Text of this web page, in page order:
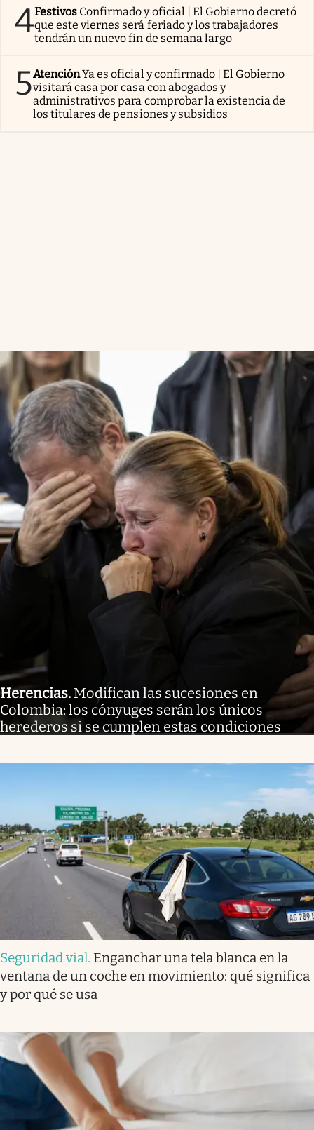
4Festivos Confirmado y oficial | El Gobierno decretó
que este viernes será feriado y los trabajadores
tendrán un nuevo fin de semana largo
5AtenciónYa es oficial y confirmado | El Gobierno
visitará casa por casa con abogados y
administrativos para comprobar la existencia de
los titulares de pensiones y subsidios
Herencias. Modifican las sucesiones en
Colombia: los cónyuges serán los únicos
herederos si se cumplen estas condiciones
Seguridad vial. Enganchar una tela blanca en la
ventana de un coche en movimiento: qué significa
y por qué se usa